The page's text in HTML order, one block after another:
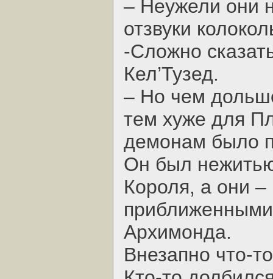
– Неужели они
отзвуки
-Сложно
Кел’Тузед.
– Но чем
тем хуже для
демонам было
Он был
Короля, а они
Архимонда.
Внезапно что-